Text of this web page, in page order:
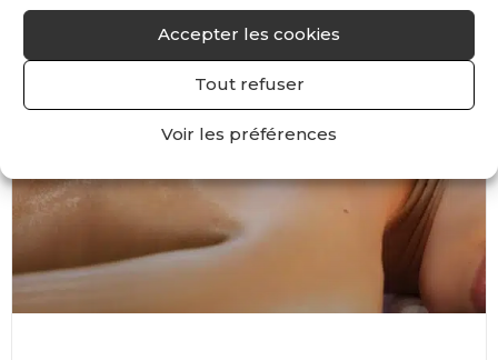
Accepter les cookies
Tout refuser
Voir les préférences